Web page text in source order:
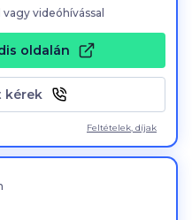
videóhívással
oldalán
kérek
Feltételek, díjak